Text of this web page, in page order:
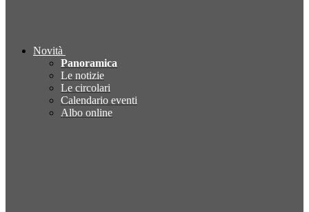
Novità
Panoramica
Le notizie
Le circolari
Calendario eventi
Albo online